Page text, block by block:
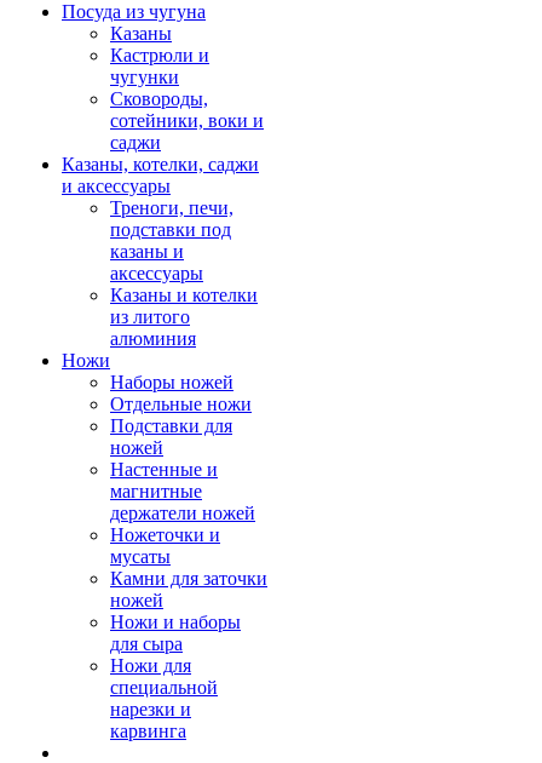
Посуда из чугуна
Казаны
Кастрюли и
чугунки
Сковороды,
сотейники, воки и
саджи
Казаны, котелки, саджи
и аксессуары
Треноги, печи,
подставки под
казаны и
аксессуары
Казаны и котелки
из литого
алюминия
Ножи
Наборы ножей
Отдельные ножи
Подставки для
ножей
Настенные и
магнитные
держатели ножей
Ножеточки и
мусаты
Камни для заточки
ножей
Ножи и наборы
для сыра
Ножи для
специальной
нарезки и
карвинга